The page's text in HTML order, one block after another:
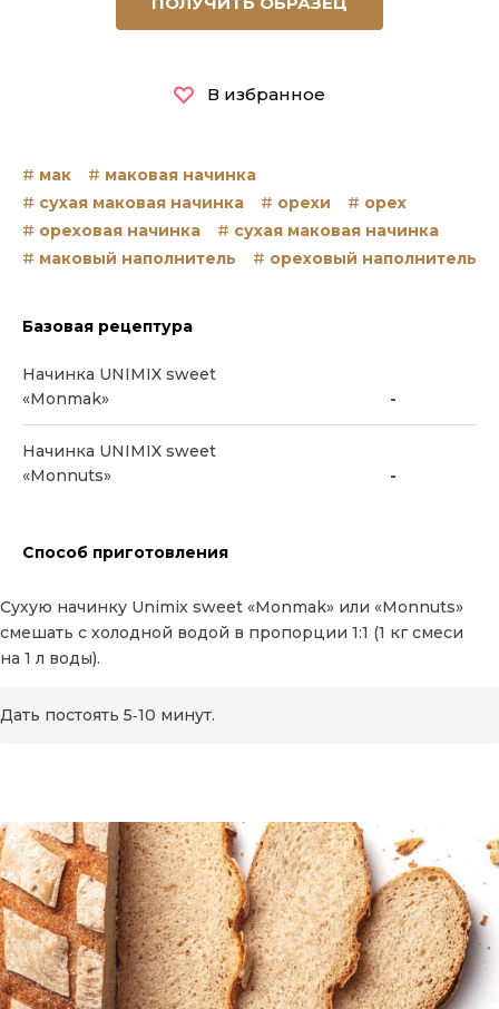
Базовая рецептура
Начинка UNIMIX sweet
«Monmаk»
-
Начинка UNIMIX sweet
«Monnuts»
-
Способ приготовления
Сухую начинку Unimix sweet «Monmаk» или «Monnuts»
смешать с холодной водой в пропорции 1:1 (1 кг смеси
на 1 л воды).
Дать постоять 5‑10 минут.
В избранное
мак
маковая начинка
сухая маковая начинка
орехи
орех
ореховая начинка
сухая маковая начинка
маковый наполнитель
ореховый наполнитель